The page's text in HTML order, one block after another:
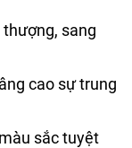
sang
cao sự trung
sắc tuyệt